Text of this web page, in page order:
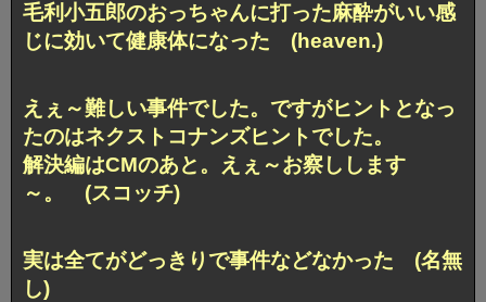
毛利小五郎のおっちゃんに打った麻酔がいい感
じに効いて健康体になった (heaven.)
えぇ～難しい事件でした。ですがヒントとなっ
たのはネクストコナンズヒントでした。
解決編はCMのあと。えぇ～お察しします
～。 (スコッチ)
実は全てがどっきりで事件などなかった (名無
し)